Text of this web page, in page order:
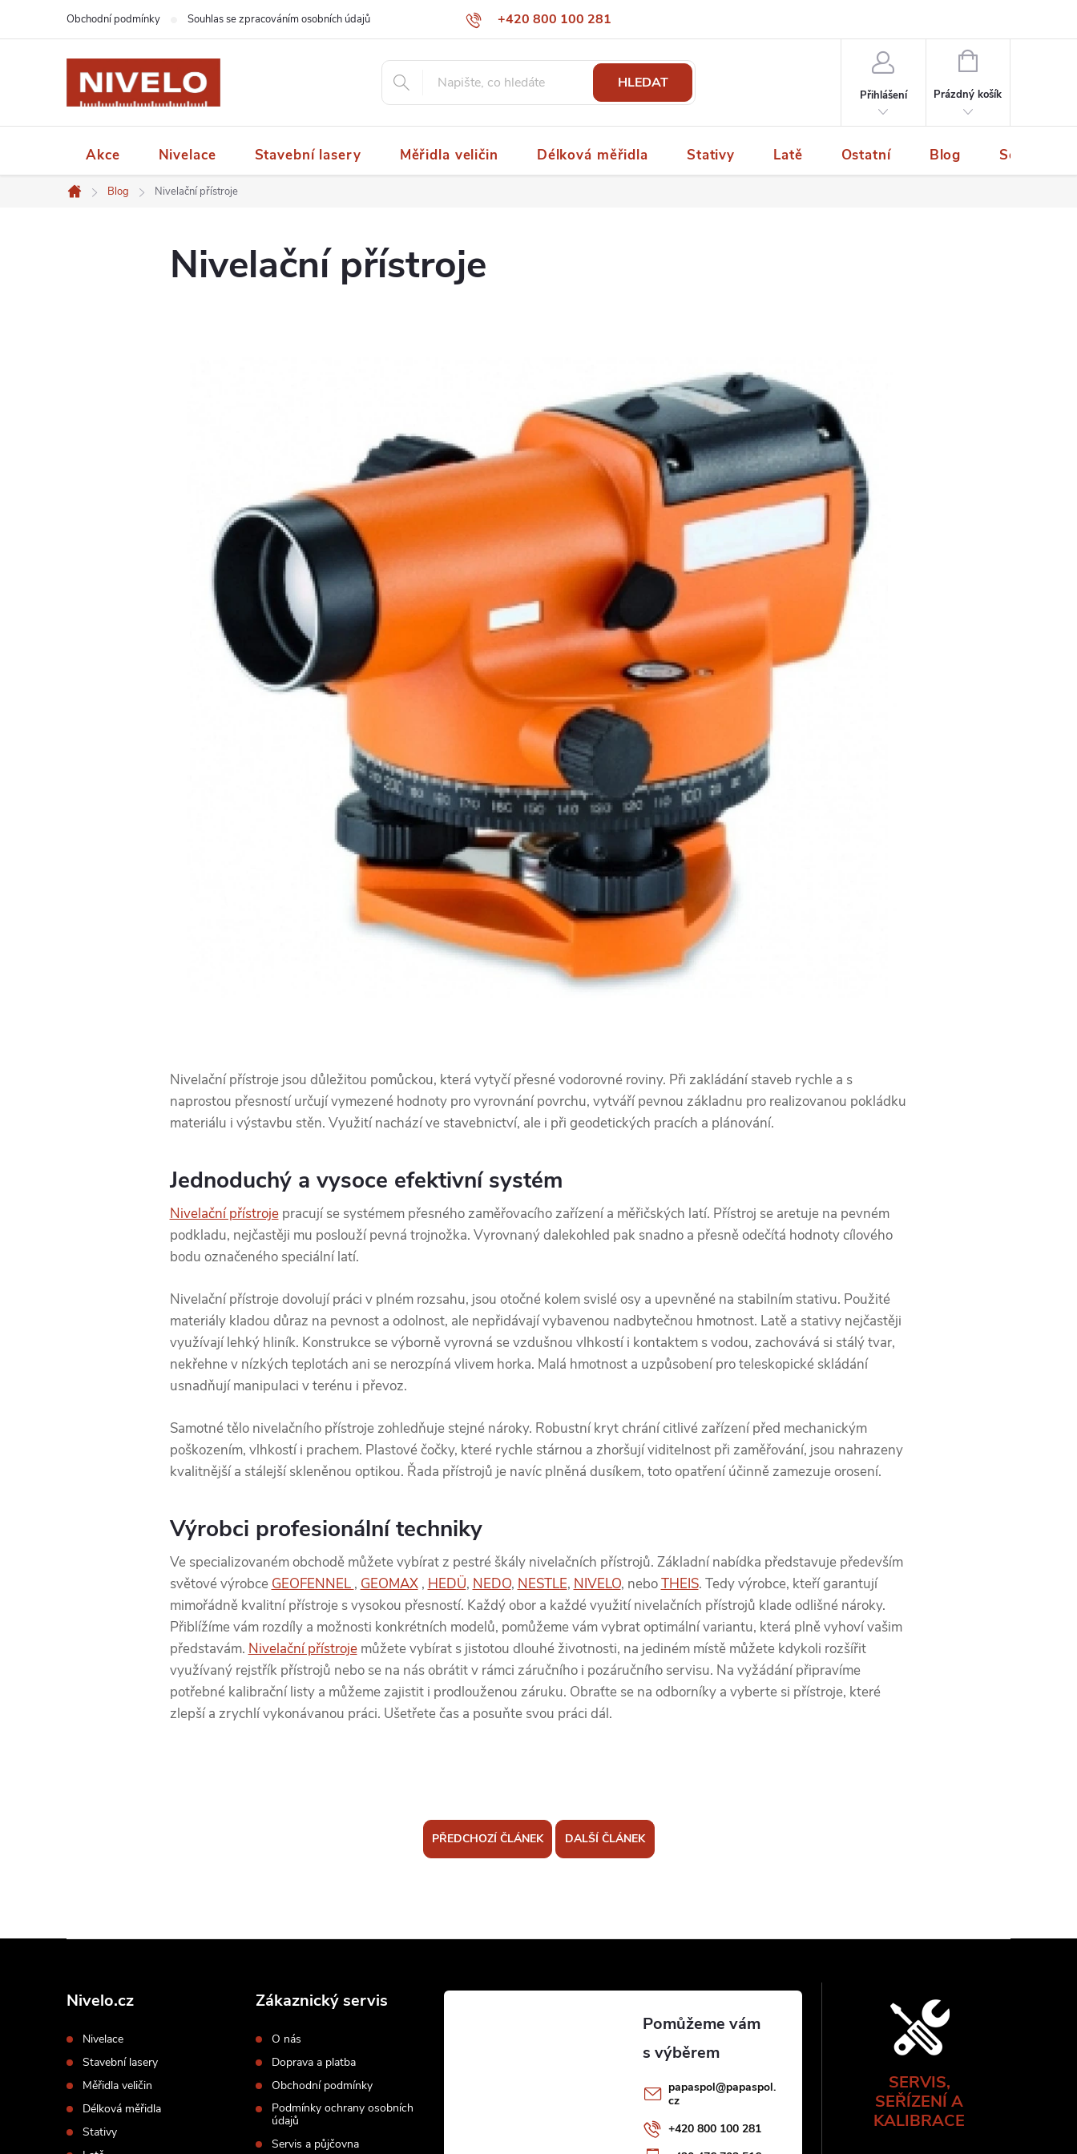
+420 800 100 281
papaspol@papaspol.cz
Obchodní podmínky Souhlas se zpracováním osobních údajů
HLEDAT
Přihlášení
NÁKUPNÍ
Prázdný košík
Akce Nivelace Stavební lasery Měřidla veličin Délková měřidla Stativy Latě Ostatní Blog Servis a
Domů
Blog Nivelační přístroje
Nivelační přístroje
Nivelační přístroje jsou důležitou pomůckou, která vytyčí přesné vodorovné roviny. Při zakládání staveb rychle a s
naprostou přesností určují vymezené hodnoty pro vyrovnání povrchu, vytváří pevnou základnu pro realizovanou pokládku
materiálu i výstavbu stěn. Využití nachází ve stavebnictví, ale i při geodetických pracích a plánování.
Jednoduchý a vysoce efektivní systém
Nivelační přístrojepracují se systémem přesného zaměřovacího zařízení a měřičských latí. Přístroj se aretuje na pevném
podkladu, nejčastěji mu poslouží pevná trojnožka. Vyrovnaný dalekohled pak snadno a přesně odečítá hodnoty cílového
bodu označeného speciální latí.
Nivelační přístroje dovolují práci v plném rozsahu, jsou otočné kolem svislé osy a upevněné na stabilním stativu. Použité
materiály kladou důraz na pevnost a odolnost, ale nepřidávají vybavenou nadbytečnou hmotnost. Latě a stativy nejčastěji
využívají lehký hliník. Konstrukce se výborně vyrovná se vzdušnou vlhkostí i kontaktem s vodou, zachovává si stálý tvar,
nekřehne v nízkých teplotách ani se nerozpíná vlivem horka. Malá hmotnost a uzpůsobení pro teleskopické skládání
usnadňují manipulaci v terénu i převoz.
Samotné tělo nivelačního přístroje zohledňuje stejné nároky. Robustní kryt chrání citlivé zařízení před mechanickým
poškozením, vlhkostí i prachem. Plastové čočky, které rychle stárnou a zhoršují viditelnost při zaměřování, jsou nahrazeny
kvalitnější a stálejší skleněnou optikou. Řada přístrojů je navíc plněná dusíkem, toto opatření účinně zamezuje orosení.
Výrobci profesionální techniky
Ve specializovaném obchodě můžete vybírat z pestré škály nivelačních přístrojů. Základní nabídka představuje především
světové výrobce GEOFENNEL , GEOMAX, HEDÜ, NEDO, NESTLE, NIVELO, neboTHEIS. Tedy výrobce, kteří garantují
mimořádně kvalitní přístroje s vysokou přesností. Každý obor a každé využití nivelačních přístrojů klade odlišné nároky.
Přiblížíme vám rozdíly a možnosti konkrétních modelů, pomůžeme vám vybrat optimální variantu, která plně vyhoví vašim
představám. Nivelační přístrojemůžete vybírat s jistotou dlouhé životnosti, na jediném místě můžete kdykoli rozšířit
využívaný rejstřík přístrojů nebo se na nás obrátit v rámci záručního i pozáručního servisu. Na vyžádání připravíme
potřebné kalibrační listy a můžeme zajistit i prodlouženou záruku. Obraťte se na odborníky a vyberte si přístroje, které
zlepší a zrychlí vykonávanou práci. Ušetřete čas a posuňte svou práci dál.
PŘEDCHOZÍ ČLÁNEK DALŠÍ ČLÁNEK
Nivelo.cz
Nivelace
Stavební lasery
Měřidla veličin
Délková měřidla
Stativy
Zákaznický servis
O nás
Doprava a platba
Obchodní podmínky
Podmínky ochrany osobních
údajů
Servis a půjčovna
papaspol@papaspol.
cz
+420 800 100 281
SERVIS,
SEŘÍZENÍ A
KALIBRACE